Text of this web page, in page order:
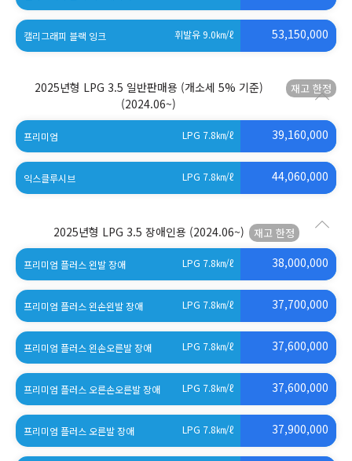
캘리그래피 블랙 잉크 휘발유 9.0㎞/ℓ 53,150,000
2025년형 LPG 3.5 일반판매용 (개소세 5% 기준)
(2024.06~)
프리미엄 LPG 7.8㎞/ℓ 39,160,000
익스클루시브 LPG 7.8㎞/ℓ 44,060,000
2025년형 LPG 3.5 장애인용 (2024.06~)
프리미엄 플러스 왼발 장애 LPG 7.8㎞/ℓ 38,000,000
프리미엄 플러스 왼손왼발 장애 LPG 7.8㎞/ℓ 37,700,000
프리미엄 플러스 왼손오른발 장애 LPG 7.8㎞/ℓ 37,600,000
프리미엄 플러스 오른손오른발 장애 LPG 7.8㎞/ℓ 37,600,000
프리미엄 플러스 오른발 장애 LPG 7.8㎞/ℓ 37,900,000